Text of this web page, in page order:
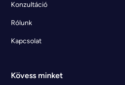
Konzultáció
Rólunk
Kapcsolat
Kövess minket